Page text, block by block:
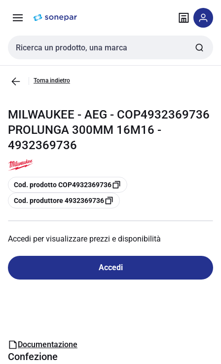
navigazione alla
Cerca input
Torna indietro
MILWAUKEE - AEG - COP4932369736
PROLUNGA 300MM 16M16 -
4932369736
copia
Cod. prodotto COP4932369736
copia
Cod. produttore 4932369736
Accedi per visualizzare prezzi e disponibilità
Accedi
Documentazione
Confezione